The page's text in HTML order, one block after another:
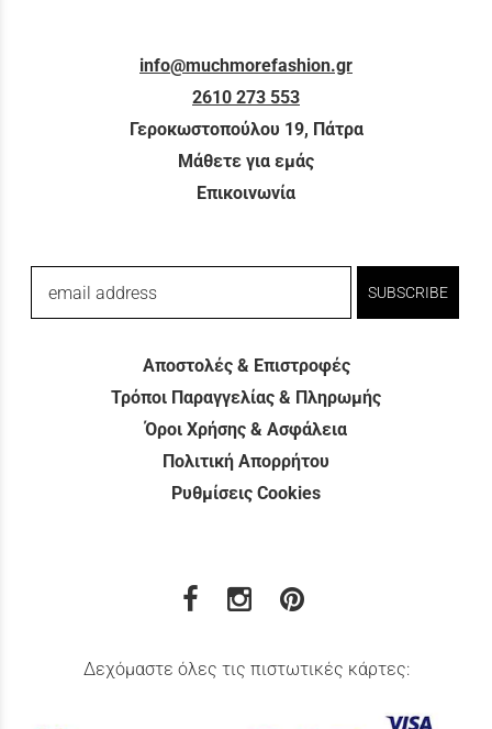
info@muchmorefashion.gr
2610 273 553
Γεροκωστοπούλου 19, Πάτρα
Μάθετε για εμάς
Επικοινωνία
email address SUBSCRIBE
Αποστολές & Επιστροφές
Τρόποι Παραγγελίας & Πληρωμής
Όροι Χρήσης & Ασφάλεια
Πολιτική Απορρήτου
Ρυθμίσεις Cookies
Δεχόμαστε όλες τις πιστωτικές κάρτες: